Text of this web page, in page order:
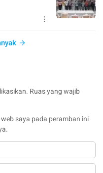
Ruas yang wajib
saya pada peramban ini